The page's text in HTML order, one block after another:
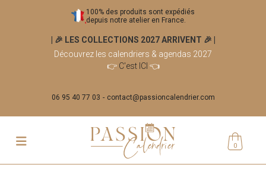
100% des produits sont expédiés
depuis notre atelier en France.
| 🎉 LES COLLECTIONS 2027 ARRIVENT 🎉
Découvrez les calendriers & agendas 2027
👉 C'est ICI 👈
06 95 40 77 03 contact@passioncalendrier.com
0